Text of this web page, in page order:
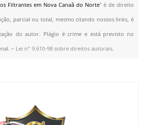
Filtrantes em Nova Canaã do Norte" é de direito
parcial ou total, mesmo citando nossos links, é
do autor. Plágio é crime e está previsto no
– Lei n° 9.610-98 sobre direitos autorais.